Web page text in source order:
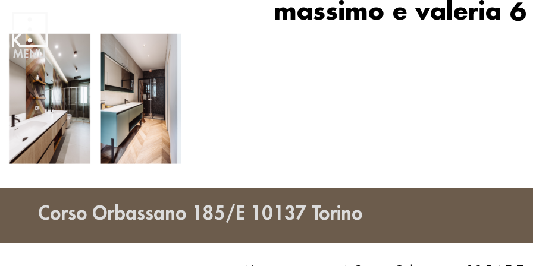
MENU
massimo e valeria 6
Corso Orbassano 185/E 10137 Torino